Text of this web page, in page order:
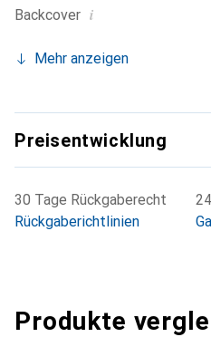
Backcover i
Mehr anzeigen
Preisentwicklung
30 Tage Rückgaberecht
Rückgaberichtlinien
Produkte